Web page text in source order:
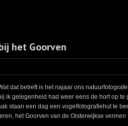
het Goorven
dat betreft is het najaar ons
ik gelegenheid had weer eens de hort op te
staan een dag een vogelfotografiehut te
het Goorven van de Oisterwijkse vennen